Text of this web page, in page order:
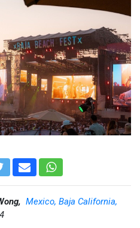
Mexico, Baja California,